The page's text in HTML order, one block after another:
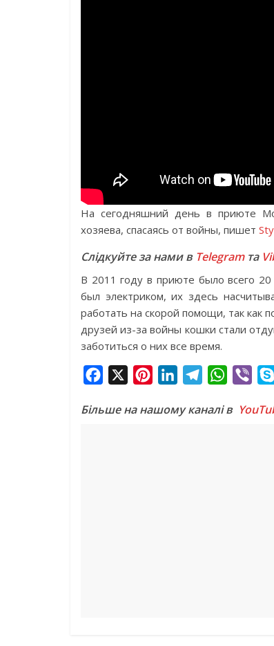
На сегодняшний день в приюте
хозяева, спасаясь от войны, пишет
Слідкуйте за нами в Telegramта
В 2011 году в приюте было всего
был электриком, их здесь
работать на скорой помощи, так как
друзей из-за войны кошки стали
заботиться о них все время.
c
n
n
l
W
a
b
Більше на нашому каналі в